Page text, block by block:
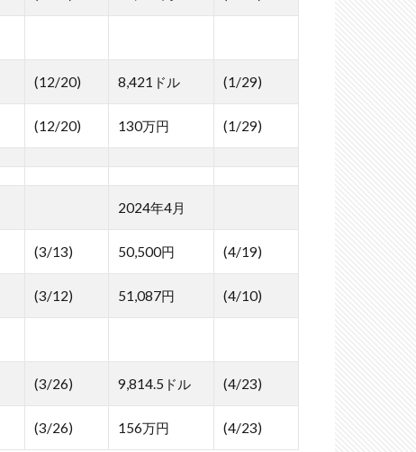
(12/20) 8,421ドル (1/29)
(12/20) 130万円 (1/29)
2024年4月
(3/13) 50,500円 (4/19)
(3/12) 51,087円 (4/10)
(3/26) 9,814.5ドル (4/23)
(3/26) 156万円 (4/23)